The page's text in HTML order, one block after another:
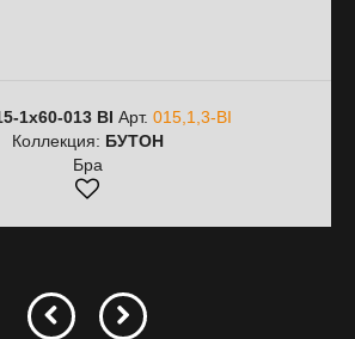
1х60-013 ВІ Арт. 015,1,3-ВІ
Коллекция: БУТОН
Бра